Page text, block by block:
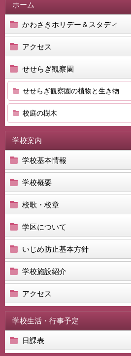
ホーム
かわさきホリデー＆スタディ
アクセス
せせらぎ観察園
せせらぎ観察園の植物と生き物
校庭の樹木
学校案内
学校基本情報
学校概要
校歌・校章
学区について
いじめ防止基本方針
学校施設紹介
アクセス
学校生活・行事予定
日課表